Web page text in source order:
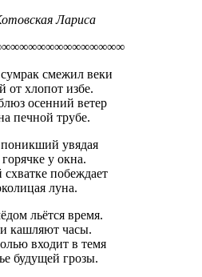
Лариса
смежил веки
от хлопот избе.
осенний ветер
печной трубе.
увядая
у окна.
побеждает
луна.
льётся время.
кашляют часы.
входит в темя
будущей грозы.